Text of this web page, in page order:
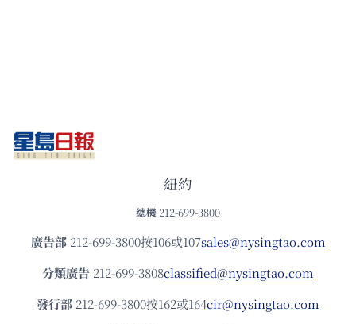
紐約
總機 212-699-3800
廣告部212-699-3800按106或107sales@nysingtao.com
分類廣告 212-699-3808classified@nysingtao.com
發⾏部 212-699-3800按162或164cir@nysingtao.com